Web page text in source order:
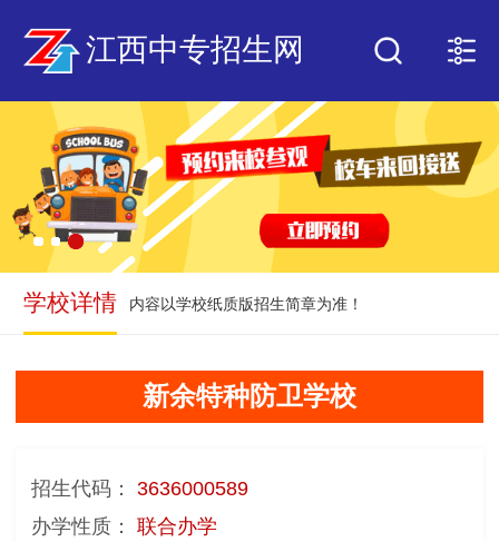
江西中专招生网
学校详情 内容以学校纸质版招生简章为准！
新余特种防卫学校
招生代码：
3636000589
办学性质：
联合办学